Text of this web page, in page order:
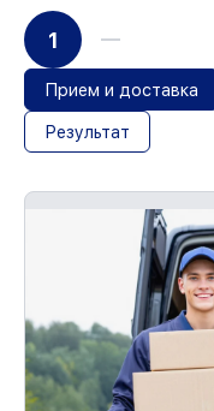
1
Прием и доставка
Результат